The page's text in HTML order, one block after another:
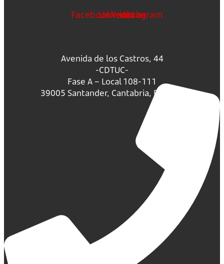
FacebookLinkedin
Youtube
Instagram
Avenida de los Castros, 44
-CDTUC-
Fase A – Local 108-111
39005 Santander, Cantabria, España.